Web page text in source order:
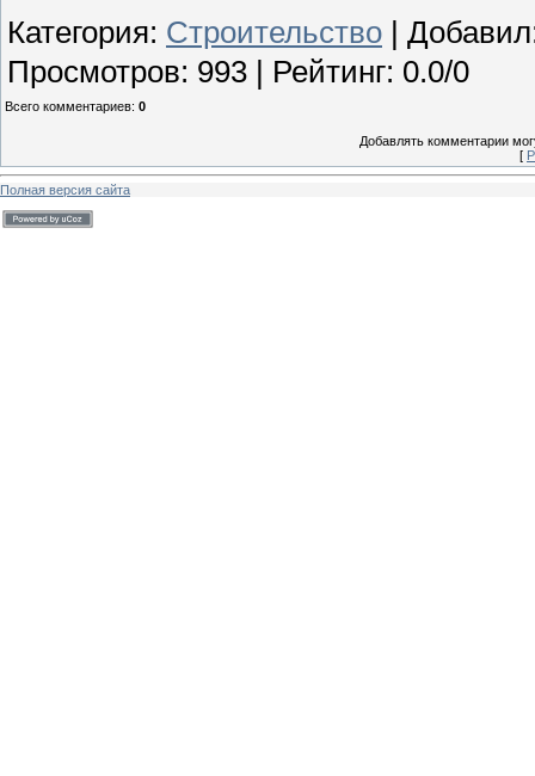
Категория: Строительство Добавил
Просмотров: 993 Рейтинг: 0.0/0
Всего комментариев: 0
Добавлять комментарии
[
Полная версия сайта